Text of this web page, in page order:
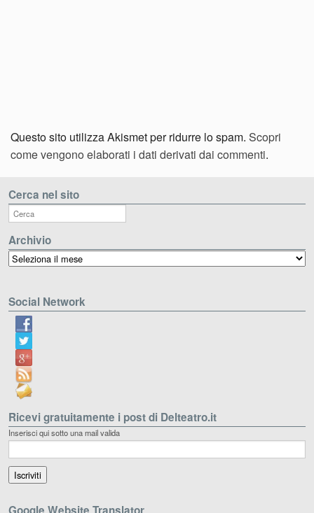
Questo sito utilizza Akismet per ridurre lo spam. Scopri
come vengono elaborati i dati derivati dai commenti.
Cerca nel sito
Archivio
Archivio
Social Network
Ricevi gratuitamente i post di Delteatro.it
Inserisci qui sotto una mail valida